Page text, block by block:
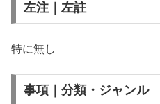
左注｜左註
特に無し
事項｜分類・ジャンル